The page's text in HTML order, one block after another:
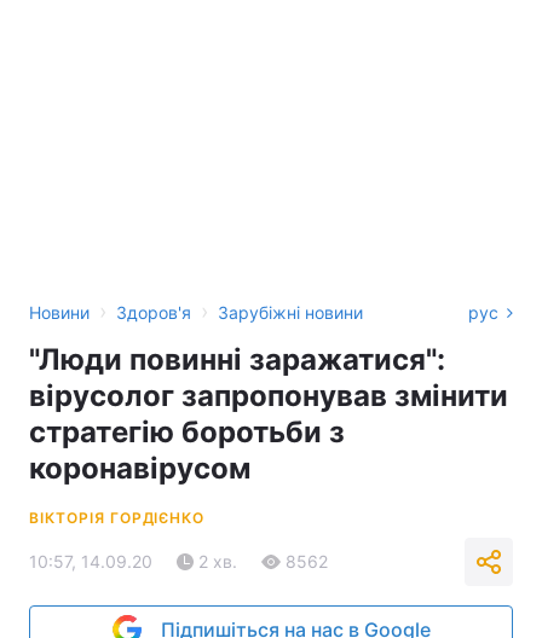
Новини › Здоров'я › Зарубіжні новини рус
"Люди повинні заражатися":
вірусолог запропонував змінити
стратегію боротьби з
коронавірусом
ВІКТОРІЯ ГОРДІЄНКО
10:57, 14.09.20 2 хв. 8562
Підпишіться на нас в Google